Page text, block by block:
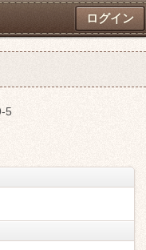
ログイン